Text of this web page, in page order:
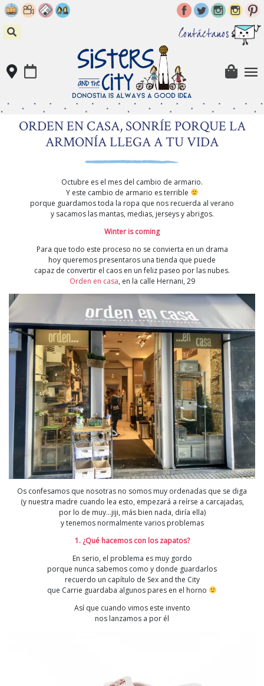
Skip
to
content
Contáctanos
ORDEN EN CASA, SONRÍE PORQUE LA
ARMONÍA LLEGA A TU VIDA
Octubre es el mes del cambio de armario.
Y este cambio de armario es terrible
porque guardamos toda la ropa que nos recuerda al verano
y sacamos las mantas, medias, jerseys y abrigos.
Winter is coming
Para que todo este proceso no se convierta en un drama
hoy queremos presentaros una tienda que puede
capaz de convertir el caos en un feliz paseo por las nubes.
Orden en casa, en la calle Hernani, 29
Os confesamos que nosotras no somos muy ordenadas que se diga
(y nuestra madre cuando lea esto, empezará a reírse a carcajadas,
por lo de muy…jiji, más bien nada, diría ella)
y tenemos normalmente varios problemas
1. ¿Qué hacemos con los zapatos?
En serio, el problema es muy gordo
porque nunca sabemos como y donde guardarlos
recuerdo un capítulo de Sex and the City
que Carrie guardaba algunos pares en el horno
Así que cuando vimos este invento
nos lanzamos a por él